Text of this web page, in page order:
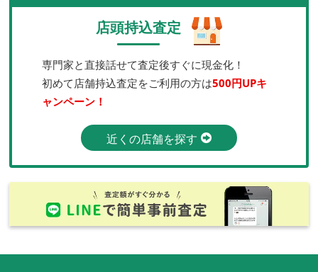
店頭持込査定
専門家と直接話せて査定後すぐに現金化！
初めて店舗持込査定をご利用の方は500円UPキ
ャンペーン！
近くの店舗を探す